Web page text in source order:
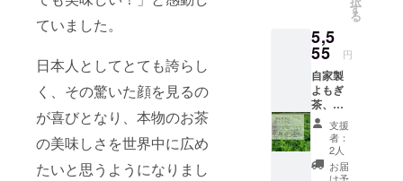
ていました。
日本人としてとても誇らし
く、その驚いた顔を見るの
が喜びとなり、本物のお茶
の美味しさを世界中に広め
たいと思うようになりまし
トで何
使える
30％OF
F(有効
期限10
年間)の
割引
コード
き！！
割引
コード
す
る
5,5
55 円
自家製
よもぎ
茶、よ
もぎオ
イル、
よもぎ
クリー
ムセッ
支援
者：
2人
お届